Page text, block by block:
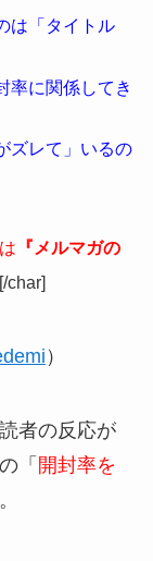
は「タイトル
率に関係してき
ズレて」いるの
『メルマガの
[/char]
）
者の反応が
「 開封率を